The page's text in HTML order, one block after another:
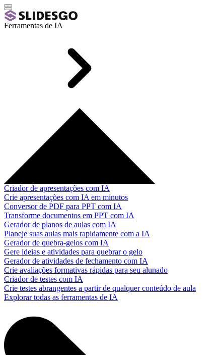
Ferramentas de IA
Criador de apresentações com IA
Crie apresentações com IA em minutos
Conversor de PDF para PPT com IA
Transforme documentos em PPT com IA
Gerador de planos de aulas com IA
Planeje suas aulas mais rapidamente com a IA
Gerador de quebra-gelos com IA
Gere ideias e atividades para quebrar o gelo
Gerador de atividades de fechamento com IA
Crie avaliações formativas rápidas para seu alunado
Criador de testes com IA
Crie testes abrangentes a partir de qualquer conteúdo de aula
Explorar todas as ferramentas de IA